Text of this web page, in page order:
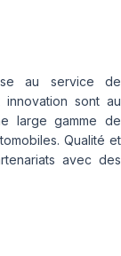
au service de
innovation sont au
large gamme de
Qualité et
avec des